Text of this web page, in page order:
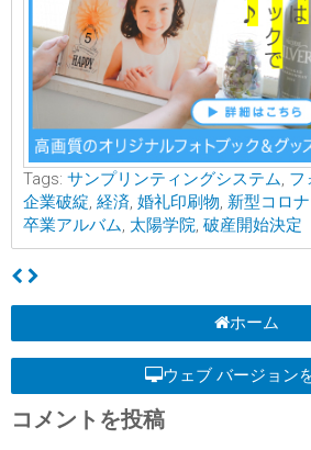
Tags: サンプリンティングシステム, フ
企業破綻, 経済, 婚礼印刷物, 新型コロ
卒業アルバム, 太陽学院, 破産開始決定
ホーム
ウェブ バージョン
コメントを投稿